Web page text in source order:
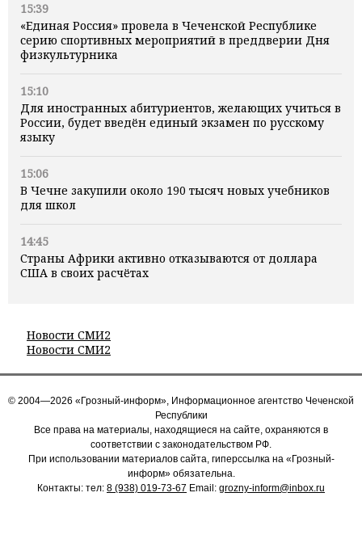
15:39
«Единая Россия» провела в Чеченской Республике
серию спортивных мероприятий в преддверии Дня
физкультурника
15:10
Для иностранных абитуриентов, желающих учиться в
России, будет введён единый экзамен по русскому
языку
15:06
В Чечне закупили около 190 тысяч новых учебников
для школ
14:45
Страны Африки активно отказываются от доллара
США в своих расчётах
Новости СМИ2
Новости СМИ2
© 2004—2026 «Грозный-информ», Информационное агентство Чеченской
Республики
Все права на материалы, находящиеся на сайте, охраняются в
соответствии с законодательством РФ.
При использовании материалов сайта, гиперссылка на «Грозный-
информ» обязательна.
Контакты: тел: 8 (938) 019-73-67 Email: grozny-inform@inbox.ru